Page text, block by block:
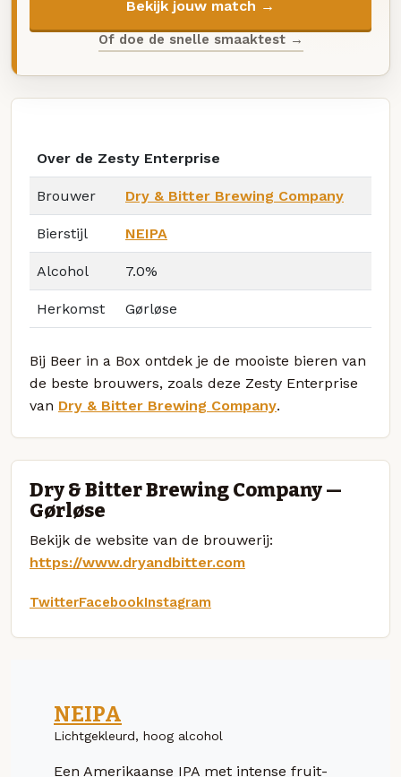
Bekijk jouw match →
Of doe de snelle smaaktest →
Over de Zesty Enterprise
Brouwer Dry & Bitter Brewing Company
Bierstijl NEIPA
Alcohol 7.0%
Herkomst Gørløse
Bij Beer in a Box ontdek je de mooiste bieren van
de beste brouwers, zoals deze Zesty Enterprise
van Dry & Bitter Brewing Company.
Dry & Bitter Brewing Company —
Gørløse
Bekijk de website van de brouwerij:
https://www.dryandbitter.com
TwitterFacebookInstagram
NEIPA
Lichtgekleurd, hoog alcohol
Een Amerikaanse IPA met intense fruit-